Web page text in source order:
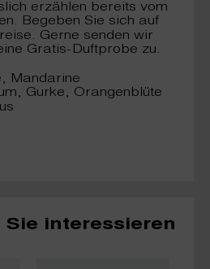
erzählen bereits vom
Begeben Sie sich auf
Gerne senden wir
Gratis-Duftprobe zu.
Mandarine
Gurke, Orangenblüte
Sie interessieren